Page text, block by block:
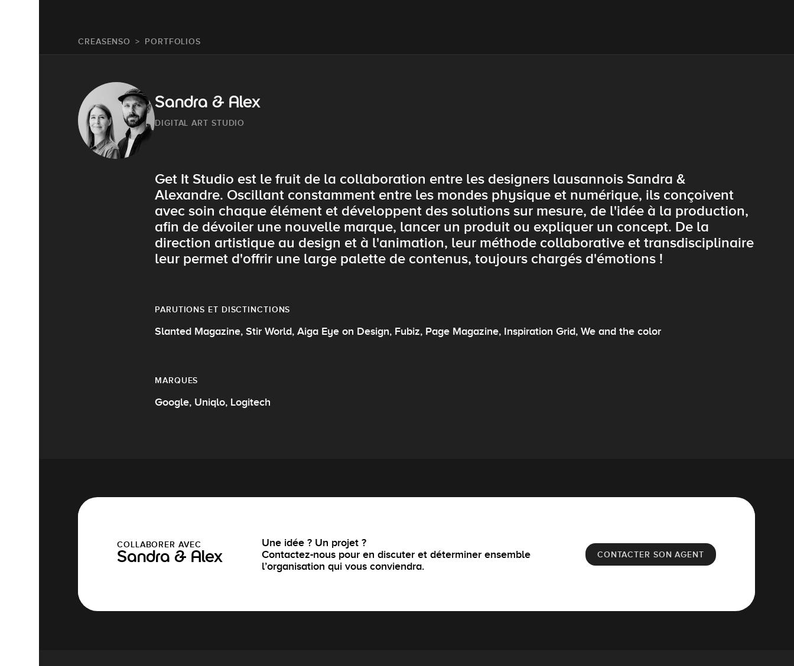
CREASENSO PORTFOLIOS
Sandra & Alex
DIGITAL ART STUDIO
Get It Studio est le fruit de la collaboration entre les designers lausannois Sandra &
Alexandre. Oscillant constamment entre les mondes physique et numérique, ils conçoivent
avec soin chaque élément et développent des solutions sur mesure, de l'idée à la production,
afin de dévoiler une nouvelle marque, lancer un produit ou expliquer un concept. De la
direction artistique au design et à l'animation, leur méthode collaborative et transdisciplinaire
leur permet d'offrir une large palette de contenus, toujours chargés d'émotions !
PARUTIONS ET DISCTINCTIONS
Slanted Magazine, Stir World, Aiga Eye on Design , Fubiz , Page Magazine , Inspiration Grid , We and the color
MARQUES
Google, Uniqlo, Logitech
COLLABORER AVEC
Sandra & Alex
Une idée ? Un projet ?
Contactez-nous pour en discuter et déterminer ensemble
l’organisation qui vous conviendra.
CONTACTER SON AGENT